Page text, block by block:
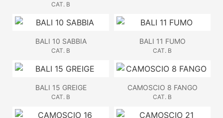
CAT. B
BALI 10 SABBIA
CAT. B
BALI 11 FUMO
CAT. B
BALI 15 GREIGE
CAT. B
CAMOSCIO 8 FANGO
CAT. B